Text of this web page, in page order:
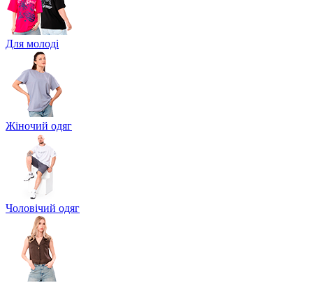
Для молоді
Жіночий одяг
Чоловічий одяг